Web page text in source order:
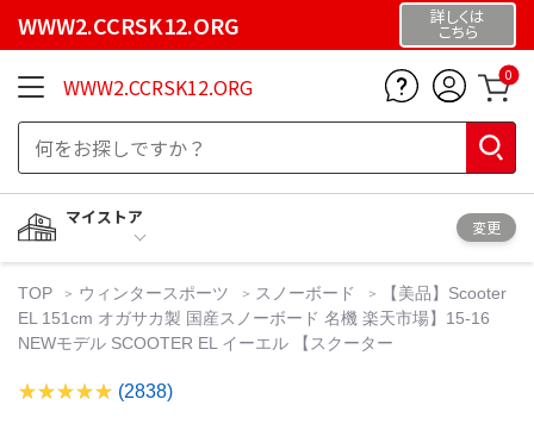
WWW2.CCRSK12.ORG 詳しくは
こちら
WWW2.CCRSK12.ORG 0
マイストア
変更
TOP ウィンタースポーツ スノーボード
【美品】Scooter
EL 151cm オガサカ製 国産スノーボード 名機 楽天市場】15-16
NEWモデル SCOOTER EL イーエル 【スクーター
(2838)